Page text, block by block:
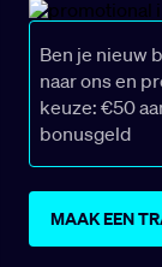
Ben je nieuw
naar ons en
keuze: €50
bonusgeld
MAAK EEN